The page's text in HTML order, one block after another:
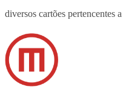
diversos cartões pertencentes